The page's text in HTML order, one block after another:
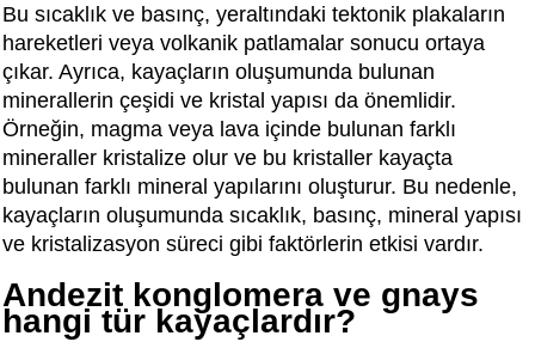
Bu sıcaklık ve basınç, yeraltındaki tektonik plakaların
hareketleri veya volkanik patlamalar sonucu ortaya
çıkar. Ayrıca, kayaçların oluşumunda bulunan
minerallerin çeşidi ve kristal yapısı da önemlidir.
Örneğin, magma veya lava içinde bulunan farklı
mineraller kristalize olur ve bu kristaller kayaçta
bulunan farklı mineral yapılarını oluşturur. Bu nedenle,
kayaçların oluşumunda sıcaklık, basınç, mineral yapısı
ve kristalizasyon süreci gibi faktörlerin etkisi vardır.
Andezit konglomera ve gnays
hangi tür kayaçlardır?